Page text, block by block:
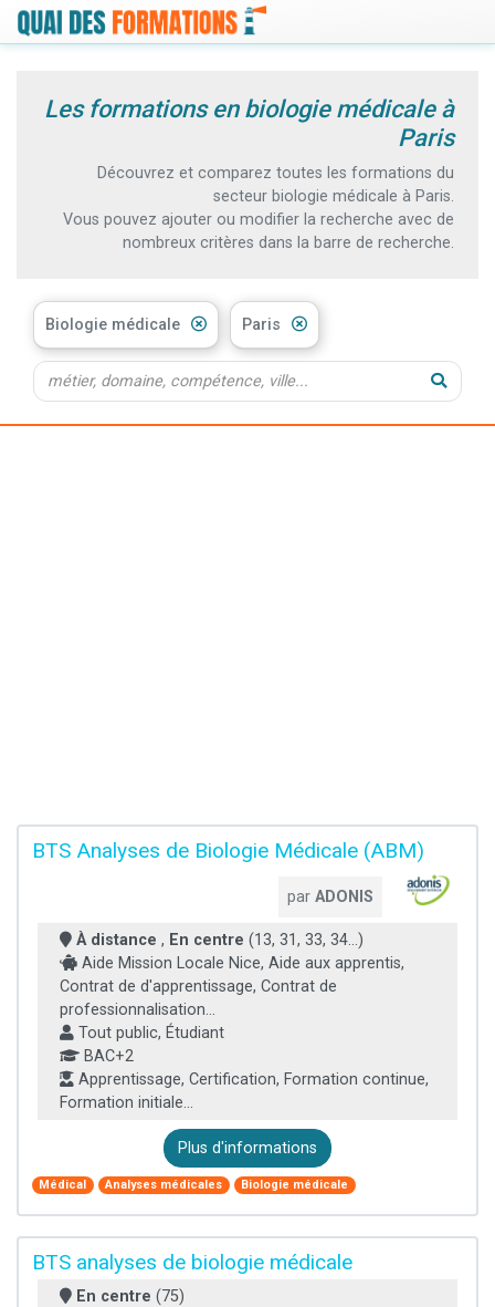
Les formations en biologie médicale à
Paris
Découvrez et comparez toutes les formations du
secteur biologie médicale à Paris.
Vous pouvez ajouter ou modifier la recherche avec de
nombreux critères dans la barre de recherche.
Biologie médicale Paris
BTS Analyses de Biologie Médicale (ABM)
par ADONIS
À distance , En centre (13, 31, 33, 34...)
Aide Mission Locale Nice, Aide aux apprentis,
Contrat de d'apprentissage, Contrat de
professionnalisation...
Tout public, Étudiant
BAC+2
Apprentissage, Certification, Formation continue,
Formation initiale...
Plus d'informations
Médical Analyses médicales Biologie médicale
BTS analyses de biologie médicale
En centre (75)